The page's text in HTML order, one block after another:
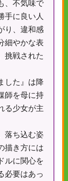
、不気味で
手に良い人
り、違和感
細やかな表
挑戦された
した』は降
師を母に持
る少女が主
落ち込む姿
描き方には
ルに関心を
必要はあっ